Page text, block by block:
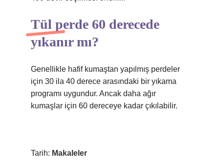
Tül perde 60 derecede
yıkanır mı?
Genellikle hafif kumaştan yapılmış perdeler
için 30 ila 40 derece arasındaki bir yıkama
programı uygundur. Ancak daha ağır
kumaşlar için 60 dereceye kadar çıkılabilir.
Tarih: Makaleler